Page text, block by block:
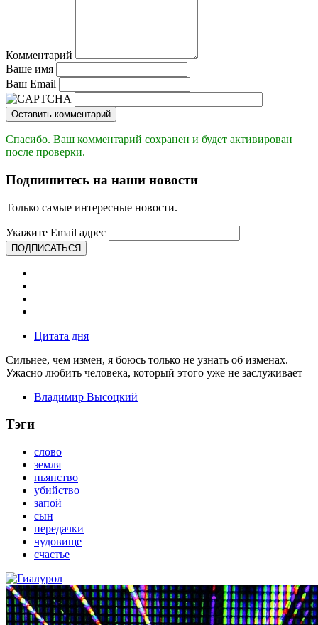
Комментарий
Ваше имя
Ваш Email
Оставить комментарий
Спасибо. Ваш комментарий сохранен и будет активирован
после проверки.
Подпишитесь на наши новости
Только самые интересные новости.
Укажите Email адрес
ПОДПИСАТЬСЯ
Цитата дня
Сильнее, чем измен, я боюсь только не узнать об изменах.
Ужасно любить человека, который этого уже не заслуживает
Владимир Высоцкий
Тэги
слово
земля
пьянство
убийство
запой
сын
передачки
чудовище
счастье